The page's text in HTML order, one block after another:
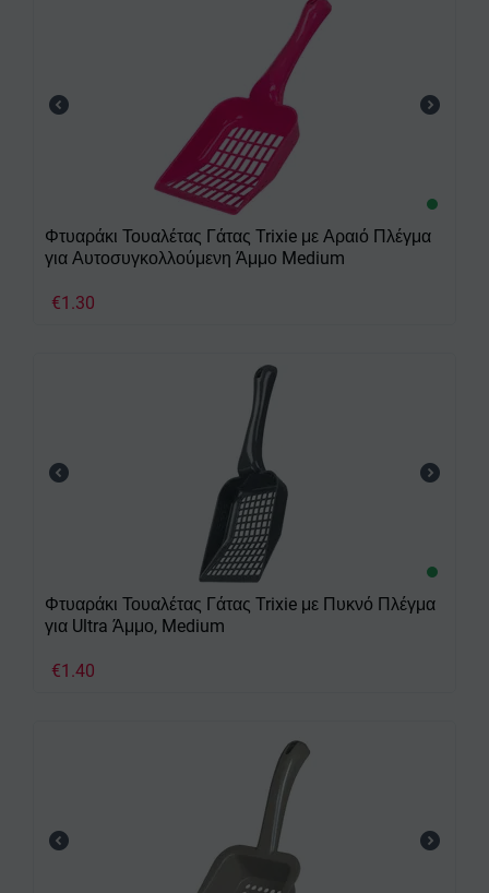
Φτυαράκι Τουαλέτας Γάτας Trixie με Αραιό Πλέγμα
για Αυτοσυγκολλούμενη Άμμο Medium
€1.30
Φτυαράκι Τουαλέτας Γάτας Trixie με Πυκνό Πλέγμα
για Ultra Άμμο, Medium
€1.40